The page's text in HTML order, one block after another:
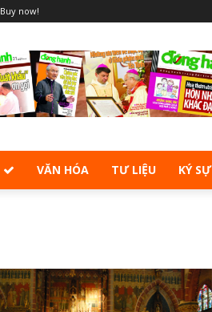
Buy now!
VĂN HÓA TƯ LIỆU KÝ SỰ